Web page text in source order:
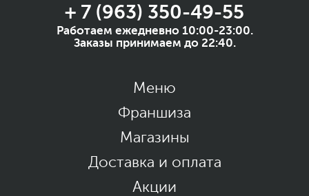
+ 7 (963) 350-49-55
Работаем ежедневно 10:00-23:00.
Заказы принимаем до 22:40.
Меню
Франшиза
Магазины
Доставка и оплата
Акции